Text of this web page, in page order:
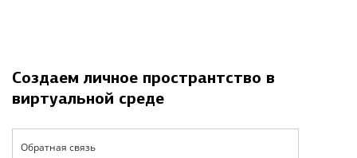
Создаем личное пространтство в
виртуальной среде
Обратная связь